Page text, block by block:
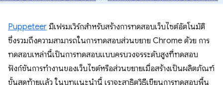
Puppeteer มีเฟรมเวิร์กสําหรับสร้างการทดสอบเว็บไซต์อัตโนมัติ
ซึ่งรวมถึงความสามารถในการทดสอบส่วนขยาย Chrome ด้วย การ
ทดสอบเหล่านี้เป็นการทดสอบแบบครบวงจรระดับสูงที่ทดสอบ
ฟังก์ชันการทำงานของเว็บไซต์หรือส่วนขยายเมื่อสร้างเป็นผลิตภัณฑ์
ขั้นสุดท้ายแล้ว ในบทแนะนำนี้ เราจะสาธิตวิธีเขียนการทดสอบพื้น